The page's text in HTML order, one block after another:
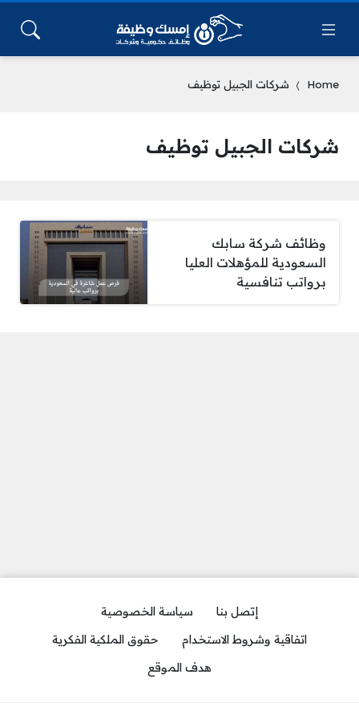
Home شركات الجبيل توظيف
شركات الجبيل توظيف
وظائف شركة سابك
السعودية للمؤهلات العليا
برواتب تنافسية
إتصل بنا
سياسة الخصوصية
اتفاقية وشروط الاستخدام
حقوق الملكية الفكرية
هدف الموقع